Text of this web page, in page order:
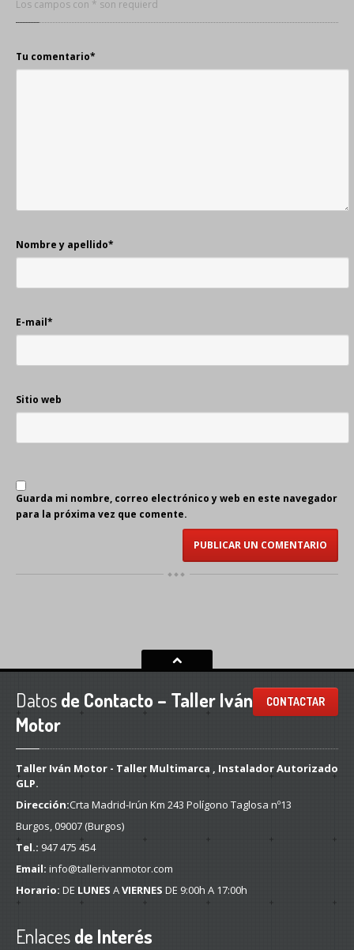
Los campos con * son requierd
Tu comentario*
Nombre y apellido*
E-mail*
Sitio web
Guarda mi nombre, correo electrónico y web en este navegador
para la próxima vez que comente.
CONTACTAR
Datosde Contacto – Taller Iván
Motor
Taller Iván Motor - Taller Multimarca , Instalador Autorizado
GLP.
Dirección:Crta Madrid-Irún Km 243 Polígono Taglosa nº13
Burgos, 09007 (Burgos)
Tel.: 947 475 454
Email: info@tallerivanmotor.com
Horario: DE LUNES AVIERNES DE 9:00h A 17:00h
Enlacesde Interés